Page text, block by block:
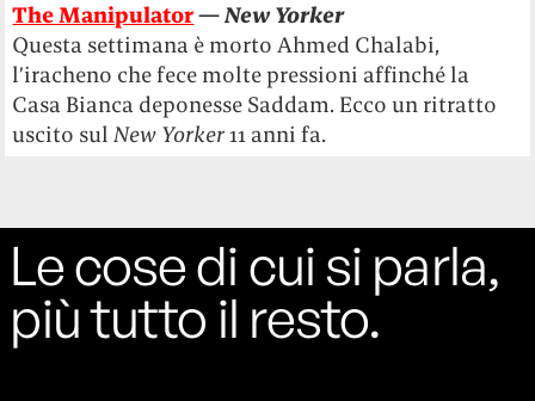
The Manipulator—New Yorker
Questa settimana è morto Ahmed Chalabi,
l’iracheno che fece molte pressioni affinché la
Casa Bianca deponesse Saddam. Ecco un ritratto
uscito sulNew Yorker11 anni fa.
Le cose di cui si parla,
più tutto il resto.